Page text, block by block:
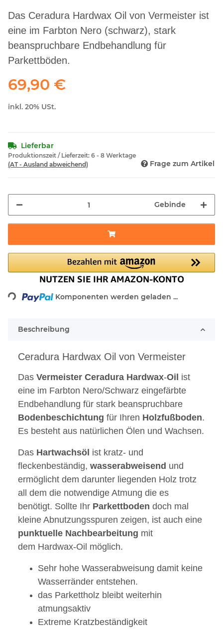
Das Ceradura Hardwax Oil von Vermeister ist
eine im Farbton Nero (schwarz), stark
beanspruchbare Endbehandlung für
Parkettböden.
69,90 €
inkl. 20% USt.
Lieferbar
Produktionszeit / Lieferzeit: 6 - 8 Werktage
(AT - Ausland abweichend)
Frage zum Artikel
Gebinde
Loading... Komponenten werden geladen ...
Beschreibung
Ceradura Hardwax Oil von Vermeister
Das Vermeister Ceradura Hardwax-Oil ist
eine im Farbton Nero/Schwarz eingefärbte
Endbehandlung für stark beanspruchbare
Bodenbeschichtung für Ihren Holzfußboden.
Es besteht aus natürlichen Ölen und Wachsen.
Das Hartwachsöl ist kratz- und
fleckenbeständig, wasserabweisend und
ermöglicht dem darunter liegenden Holz trotz
all dem die notwendige Atmung die es
benötigt. Sollte Ihr Parkettboden doch mal
kleine Abnutzungsspuren zeigen, ist auch eine
punktuelle Nachbearbeitung mit
dem Hardwax-Oil möglich.
Sehr hohe Wasserabweisung damit keine
Wasserränder entstehen.
das Parkettholz bleibt weiterhin
atmungsaktiv
Extreme Kratzbeständigkeit